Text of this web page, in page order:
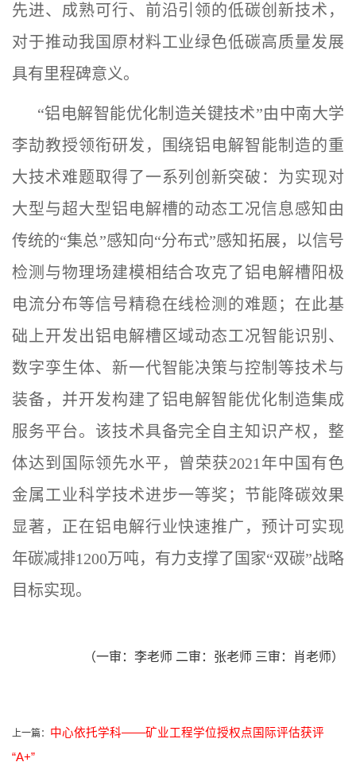
先进、成熟可行、前沿引领的低碳创新技术，
对于推动我国原材料工业绿色低碳高质量发展
具有里程碑意义。
“铝电解智能优化制造关键技术”由中南大学
李劼教授领衔研发，
围绕铝电解智能制造的重
大技术难题取得了一系列创新突破：为实现对
大型与超大型铝电解槽的动态工况信息感知由
传统的“集总”感知向“分布式”感知拓展，以信号
检测与物理场建模相结合攻克了铝电解槽阳极
电流分布等信号精稳在线检测的难题；在此基
础上开发出铝电解槽区域动态工况智能识别、
数字孪生体、新一代智能决策与控制等技术与
装备，并开发构建了铝电解智能优化制造集成
服务平台。 该技术具备完全自主知识产权，整
体达到国际领先水平，曾荣获2021年中国有色
金属工业科学技术进步一等奖；节能降碳效果
显著，正在铝电解行业快速推广，预计可实现
年碳减排1200万吨，有力支撑了国家“双碳”战略
目标实现。
（一审：李老师 二审：张老师 三审：肖老师）
上一篇： 中心依托学科——矿业工程学位授权点国际评估获评
“A+”